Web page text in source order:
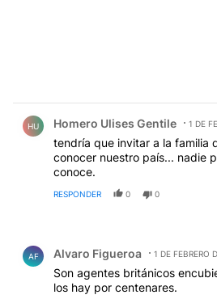
HU Homero Ulises Gentile 1 DE
tendría que invitar a la familia
conocer nuestro país... nadie
conoce.
RESPONDER 0 0
AF Alvaro Figueroa 1 DE FEBRERO
Son agentes británicos
los hay por centenares.